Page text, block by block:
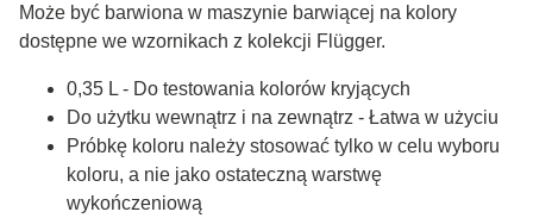
Może być barwiona w maszynie barwiącej na kolory
dostępne we wzornikach z kolekcji Flügger.
0,35 L - Do testowania kolorów kryjących
Do użytku wewnątrz i na zewnątrz - Łatwa w użyciu
Próbkę koloru należy stosować tylko w celu wyboru
koloru, a nie jako ostateczną warstwę
wykończeniową